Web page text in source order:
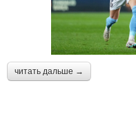
читать дальше →